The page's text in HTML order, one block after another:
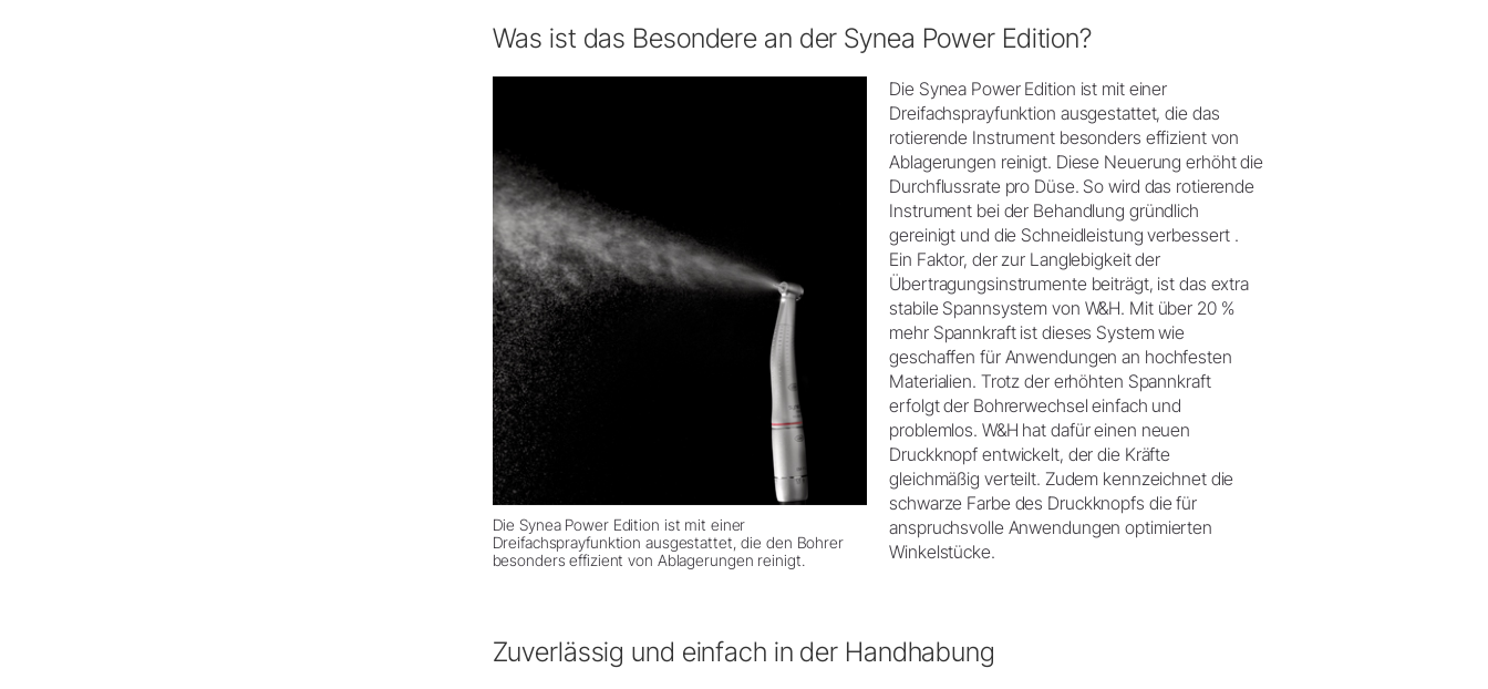
Was ist das Besondere an der Synea Power Edition?
Die Synea Power Edition ist mit einer
Dreifachsprayfunktion ausgestattet, die den Bohrer
besonders effizient von Ablagerungen reinigt.
Die Synea Power Edition ist mit einer
Dreifachsprayfunktion ausgestattet, die das
rotierende Instrument besonders effizient von
Ablagerungen reinigt. Diese Neuerung erhöht die
Durchflussrate pro Düse. So wird das rotierende
Instrument bei der Behandlung gründlich
gereinigt und die Schneidleistung verbessert .
Ein Faktor, der zur Langlebigkeit der
Übertragungsinstrumente beiträgt, ist das extra
stabile Spannsystem von W&H. Mit über 20 %
mehr Spannkraft ist dieses System wie
geschaffen für Anwendungen an hochfesten
Materialien. Trotz der erhöhten Spannkraft
erfolgt der Bohrerwechsel einfach und
problemlos. W&H hat dafür einen neuen
Druckknopf entwickelt, der die Kräfte
gleichmäßig verteilt. Zudem kennzeichnet die
schwarze Farbe des Druckknopfs die für
anspruchsvolle Anwendungen optimierten
Winkelstücke.
Zuverlässig und einfach in der Handhabung